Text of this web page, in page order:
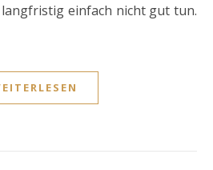
einfach nicht gut tun.